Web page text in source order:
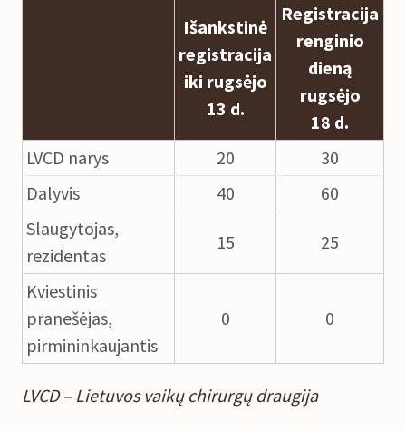
Išankstinė
registracija
iki rugsėjo
13 d.
Registracija
renginio
dieną
rugsėjo
18 d.
LVCD narys
20
30
Dalyvis
40
60
Slaugytojas,
rezidentas
15 25
Kviestinis
pranešėjas,
pirmininkaujantis
0 0
LVCD – Lietuvos vaikų chirurgų draugija